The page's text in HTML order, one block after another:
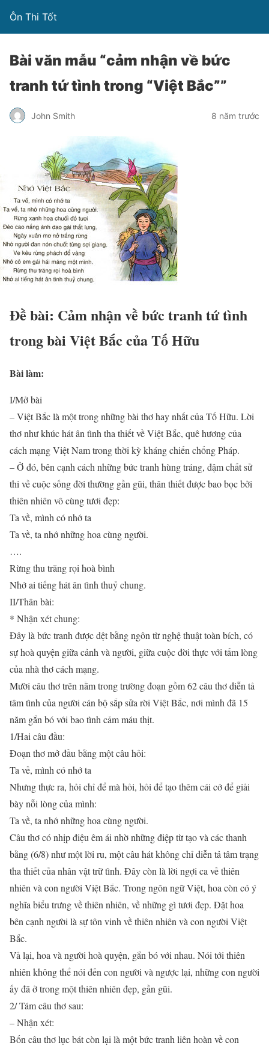
Ôn Thi Tốt
Bài văn mẫu “cảm nhận về bức
tranh tứ tình trong “Việt Bắc””
John Smith 8 năm trước
Đề bài: Cảm nhận về bức tranh tứ tình
trong bài Việt Bắc của Tố Hữu
Bài làm:
I/Mở bài
– Việt Bắc là một trong những bài thơ hay nhất của Tố Hữu. Lời
thơ như khúc hát ân tình tha thiết về Việt Bắc, quê hương của
cách mạng Việt Nam trong thời kỳ kháng chiến chống Pháp.
– Ở đó, bên cạnh cách những bức tranh hùng tráng, đậm chất sử
thi về cuộc sống đời thường gần gũi, thân thiết được bao bọc bởi
thiên nhiên vô cùng tươi đẹp:
Ta về, mình có nhớ ta
Ta về, ta nhớ những hoa cùng người.
….
Rừng thu trăng rọi hoà bình
Nhớ ai tiếng hát ân tình thuỷ chung.
II/Thân bài:
* Nhận xét chung:
Đây là bức tranh được dệt bằng ngôn từ nghệ thuật toàn bích, có
sự hoà quyện giữa cảnh và người, giữa cuộc đời thực với tấm lòng
của nhà thơ cách mạng.
Mười câu thơ trên nằm trong trường đoạn gồm 62 câu thơ diễn tả
tâm tình của người cán bộ sắp sửa rời Việt Bắc, nơi mình đã 15
năm gắn bó với bao tình cảm máu thịt.
1/Hai câu đầu:
Đoạn thơ mở đầu bằng một câu hỏi:
Ta về, mình có nhớ ta
Nhưng thực ra, hỏi chỉ để mà hỏi, hỏi để tạo thêm cái cớ để giải
bày nỗi lòng của mình:
Ta về, ta nhớ những hoa cùng người.
Câu thơ có nhịp điệu êm ái nhờ những điệp từ tạo và các thanh
bằng (6/8) như một lời ru, một câu hát không chỉ diễn tả tâm trạng
tha thiết của nhân vật trữ tình. Đây còn là lời ngợi ca về thiên
nhiên và con người Việt Bắc. Trong ngôn ngữ Việt, hoa còn có ý
nghĩa biểu trưng về thiên nhiên, về những gì tươi đẹp. Đặt hoa
bên cạnh người là sự tôn vinh về thiên nhiên và con người Việt
Bắc.
Vả lại, hoa và người hoà quyện, gắn bó với nhau. Nói tới thiên
nhiên không thể nói đến con người và ngược lại, những con người
ấy đã ở trong một thiên nhiên đẹp, gần gũi.
2/ Tám câu thơ sau:
– Nhận xét:
Bốn câu thơ lục bát còn lại là một bức tranh liên hoàn về con